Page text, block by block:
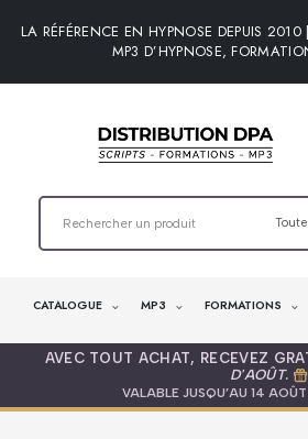
LA RÉFÉRENCE EN HYPNOSE DEPUIS
MP3 D’HYPNOSE,
CATALOGUE MP3 FORMATIONS
AVEC TOUT ACHAT, RECEVEZ
D'AOÛT.
VALABLE JUSQU’AU 14